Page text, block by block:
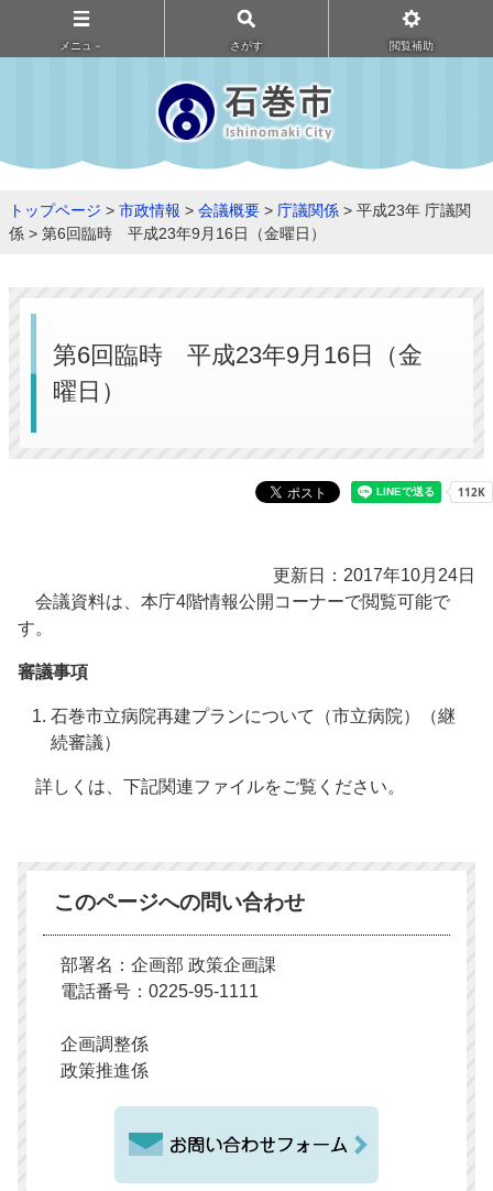
メニュ－ さがす 閲覧補助
トップページ > 市政情報 > 会議概要 > 庁議関係 > 平成23年 庁議関
係 > 第6回臨時 平成23年9月16日（金曜日）
第6回臨時 平成23年9月16日（金
曜日）
更新日：2017年10月24日
会議資料は、本庁4階情報公開コーナーで閲覧可能で
す。
審議事項
石巻市立病院再建プランについて（市立病院）（継
続審議）
詳しくは、下記関連ファイルをご覧ください。
このページへの問い合わせ
部署名：企画部 政策企画課
電話番号：0225-95-1111
企画調整係
政策推進係